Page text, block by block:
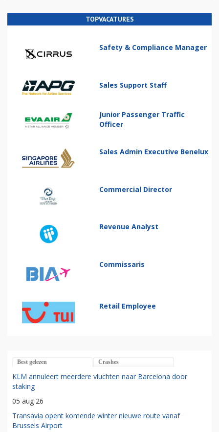
TOPVACATURES
Safety & Compliance Manager
Sales Support Staff
Junior Passenger Traffic
Officer
Sales Admin Executive Benelux
Commercial Director
Revenue Analyst
Commissaris
Retail Employee
Best gelezen Crashes
KLM annuleert meerdere vluchten naar Barcelona door
staking
05 aug 26
Transavia opent komende winter nieuwe route vanaf
Brussels Airport